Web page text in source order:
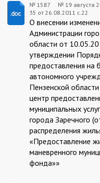
1587:2011-
№ 1587 № 19 августа
35 от 26.08.2011 с.22
О внесении
Администрации
области от
утверждении
предоставления на
автономного
Пензенской
центр
муниципальных
города Заречного
распределения
«Предоставление
маневренного
фонда»»